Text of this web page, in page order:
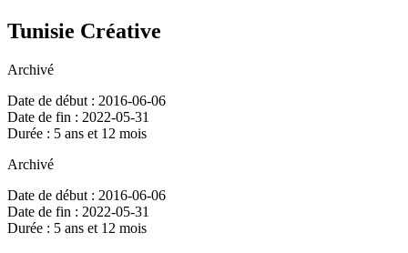
Tunisie Créative
Archivé
Date de début : 2016-06-06
Date de fin : 2022-05-31
Durée : 5 ans et 12 mois
Archivé
Date de début : 2016-06-06
Date de fin : 2022-05-31
Durée : 5 ans et 12 mois